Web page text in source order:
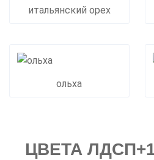
итальянский орех
ольха
ЦВЕТА